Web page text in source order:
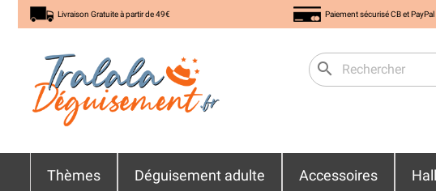
Livraison Gratuite à partir de 49€ Paiement sécurisé CB et PayPal
search
Thèmes Déguisement adulte Accessoires